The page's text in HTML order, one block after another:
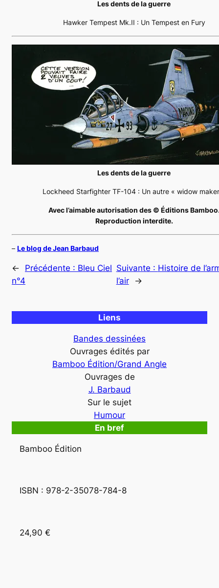
Les dents de la guerre
Hawker Tempest Mk.II : Un Tempest en Fury
Les dents de la guerre
Lockheed Starfighter TF-104 : Un autre « widow
Avec l’aimable autorisation des © Éditions
Reproduction interdite.
– Le blog de Jean Barbaud
← Précédente : Bleu Ciel
n°4
Suivante : Histoire de
l’air
→
Liens
Bandes dessinées
Ouvrages édités par
Bamboo Édition/Grand Angle
Ouvrages de
J. Barbaud
Sur le sujet
Humour
En bref
Bamboo Édition
ISBN : 978-2-35078-784-8
24,90 €